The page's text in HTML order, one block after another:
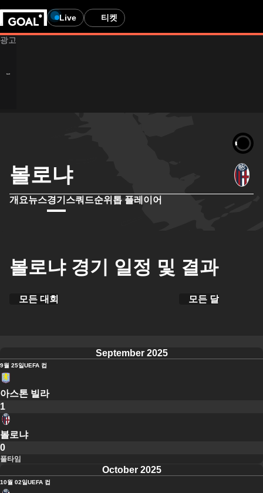
Live 티켓
볼로냐
개요뉴스경기 스쿼드순위 톱 플레이어
볼로냐 경기 일정 및 결과
모든 대회 모든 달
September 2025
9월 25일UEFA 컵
아스톤 빌라
1
볼로냐
0
풀타임
October 2025
10월 02일UEFA 컵